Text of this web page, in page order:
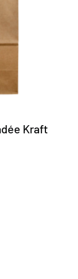
Kraft